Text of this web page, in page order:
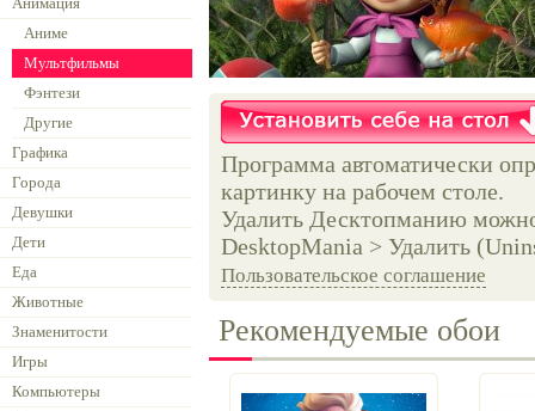
Аниме
Мультфильмы
Фэнтези
Другие
Графика
Города
Девушки
Дети
Еда
Животные
Знаменитости
Игры
Компьютеры
Программа автоматически
картинку на рабочем столе.
Удалить Десктопманию
DesktopMania > Удалить
Пользовательское соглашение
Рекомендуемые обои